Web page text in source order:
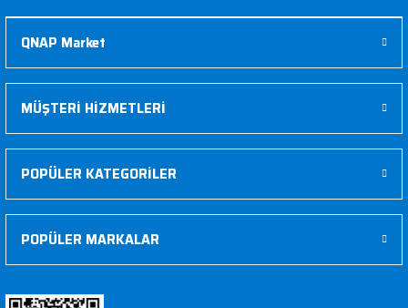
QNAP Market
MÜŞTERİ HİZMETLERİ
POPÜLER KATEGORİLER
POPÜLER MARKALAR